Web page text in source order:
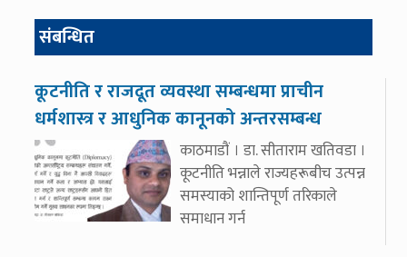
संबन्धित
कूटनीति र राजदूत व्यवस्था सम्बन्धमा प्राचीन
धर्मशास्त्र र आधुनिक कानूनको अन्तरसम्बन्ध
काठमाडौं । डा. सीताराम खतिवडा ।
कूटनीति भन्नाले राज्यहरूबीच उत्पन्न
समस्याको शान्तिपूर्ण तरिकाले
समाधान गर्न